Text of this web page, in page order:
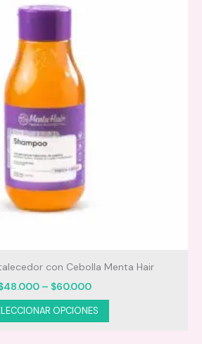
con Cebolla Menta Hair
48.000 – $60.000Price
range:
$48.000
through
OPCIONES
producto